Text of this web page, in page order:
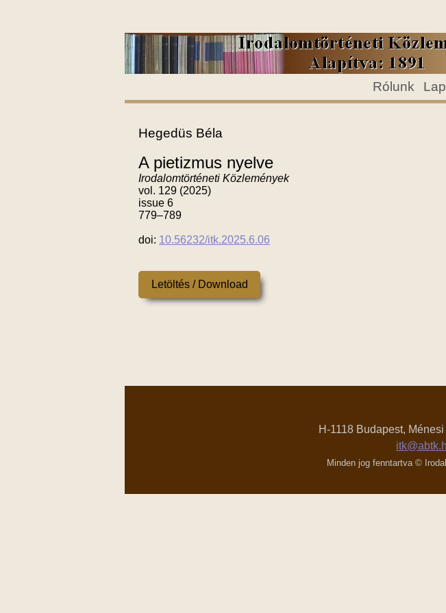
Rólunk
Hegedüs Béla
A pietizmus nyelve
Irodalomtörténeti Közlemények
vol. 129 (2025)
issue 6
779–789
doi: 10.56232/itk.2025.6.06
Letöltés / Download
H-1118 Budapest,
Minden jog fenntartva ©